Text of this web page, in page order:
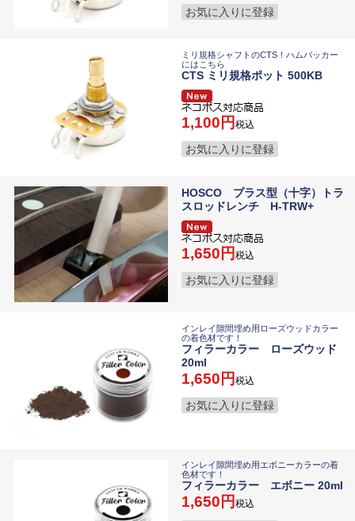
お気に入りに登録
ミリ規格シャフトのCTS！ハムバッカー
にはこちら
CTS ミリ規格ポット 500KB
1,100 税込
お気に入りに登録
HOSCO プラス型（十字）トラ
スロッドレンチ H-TRW+
1,650 税込
お気に入りに登録
インレイ隙間埋め用ローズウッドカラー
の着色材です！
フィラーカラー ローズウッド
20ml
1,650 税込
お気に入りに登録
インレイ隙間埋め用エボニーカラーの着
色材です！
フィラーカラー エボニー 20ml
1,650 税込